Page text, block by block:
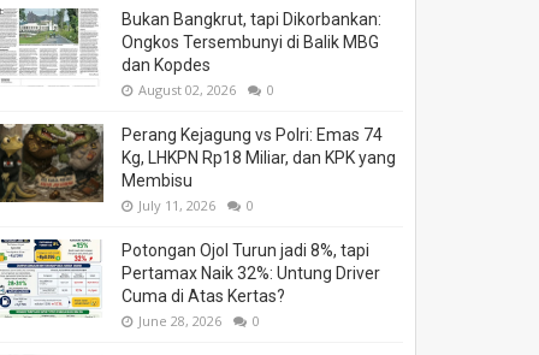
Bukan Bangkrut, tapi Dikorbankan:
Ongkos Tersembunyi di Balik MBG
dan Kopdes
August 02, 2026 0
Perang Kejagung vs Polri: Emas 74
Kg, LHKPN Rp18 Miliar, dan KPK yang
Membisu
July 11, 2026 0
Potongan Ojol Turun jadi 8%, tapi
Pertamax Naik 32%: Untung Driver
Cuma di Atas Kertas?
June 28, 2026 0